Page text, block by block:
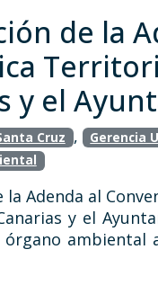
de la
y el
Cruz , Gerencia
la Adenda al
y el
ambiental